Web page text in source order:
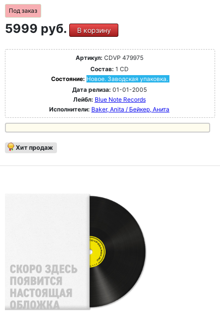
Под заказ
5999 руб. В корзину
Артикул: CDVP 479975
Состав: 1 CD
Состояние: Новое. Заводская упаковка.
Дата релиза: 01-01-2005
Лейбл: Blue Note Records
Исполнители: Baker, Anita / Бейкер, Анита
Хит продаж